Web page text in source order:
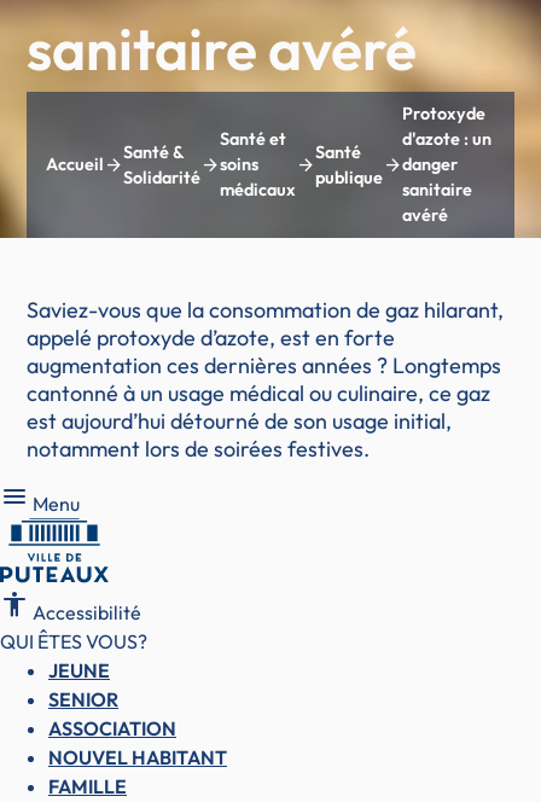
Accueil arrow_forward
Santé &
Solidaritéarrow_forward
Santé et
soins
médicaux
arrow_forward
Santé
publiquearrow_forward
Protoxyde
d'azote : un
danger
sanitaire
avéré
sanitaire avéré
Saviez-vous que la consommation de gaz hilarant,
appelé protoxyde d’azote, est en forte
augmentation ces dernières années ? Longtemps
cantonné à un usage médical ou culinaire, ce gaz
est aujourd’hui détourné de son usage initial,
notamment lors de soirées festives.
Menu Menu
accessibility Accessibilité
QUI ÊTES VOUS?
JEUNE
SENIOR
ASSOCIATION
NOUVEL HABITANT
FAMILLE